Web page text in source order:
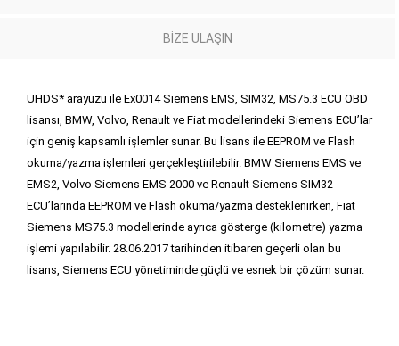
BIZE ULAŞIN
UHDS* arayüzü ile Ex0014 Siemens EMS, SIM32, MS75.3 ECU OBD
lisansı, BMW, Volvo, Renault ve Fiat modellerindeki Siemens ECU’lar
için geniş kapsamlı işlemler sunar. Bu lisans ile EEPROM ve Flash
okuma/yazma işlemleri gerçekleştirilebilir. BMW Siemens EMS ve
EMS2, Volvo Siemens EMS 2000 ve Renault Siemens SIM32
ECU’larında EEPROM ve Flash okuma/yazma desteklenirken, Fiat
Siemens MS75.3 modellerinde ayrıca gösterge (kilometre) yazma
işlemi yapılabilir. 28.06.2017 tarihinden itibaren geçerli olan bu
lisans, Siemens ECU yönetiminde güçlü ve esnek bir çözüm sunar.